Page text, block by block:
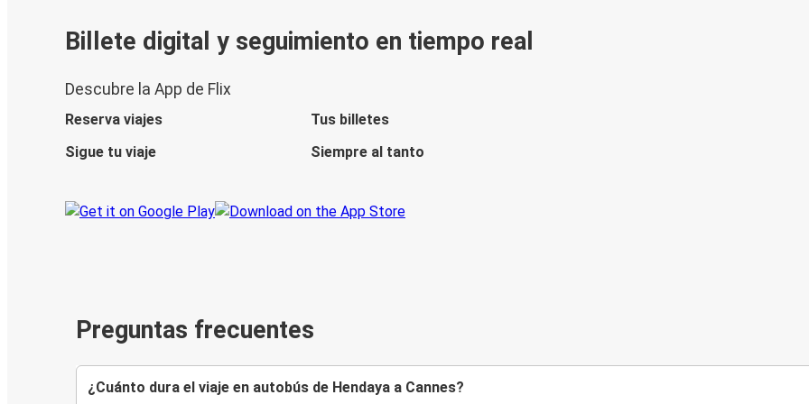
Billete digital y seguimiento en tiempo real
Descubre la App de Flix
Reserva viajes
Tus billetes
Sigue tu viaje
Siempre al tanto
Preguntas frecuentes
¿Cuánto dura el viaje en autobús de Hendaya a Cannes?